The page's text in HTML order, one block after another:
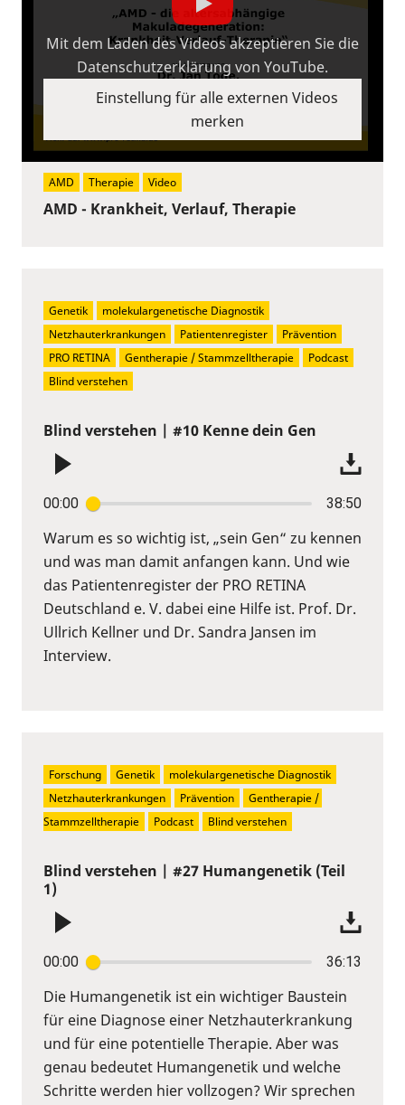
AMD - Krankheit, Verlauf, Therapie
Mit dem Laden des Videos akzeptieren Sie die
Datenschutzerklärung von YouTube.
Einstellung für alle externen Videos
merken
AMD Therapie Video
Blind verstehen | #10 Kenne dein Gen
00:00 38:50
Warum es so wichtig ist, „sein Gen“ zu kennen
und was man damit anfangen kann. Und wie
das Patientenregister der PRO RETINA
Deutschland e. V. dabei eine Hilfe ist. Prof. Dr.
Ullrich Kellner und Dr. Sandra Jansen im
Interview.
Genetik
molekulargenetische Diagnostik
Netzhauterkrankungen
Patientenregister
Prävention
PRO RETINA
Gentherapie / Stammzelltherapie
Podcast
Blind verstehen
Blind verstehen | #27 Humangenetik (Teil
1)
00:00 36:13
Die Humangenetik ist ein wichtiger Baustein
für eine Diagnose einer Netzhauterkrankung
und für eine potentielle Therapie. Aber was
genau bedeutet Humangenetik und welche
Schritte werden hier vollzogen? Wir sprechen
Forschung Genetik
molekulargenetische Diagnostik
Netzhauterkrankungen
Prävention
Gentherapie /
Stammzelltherapie
Podcast Blind verstehen